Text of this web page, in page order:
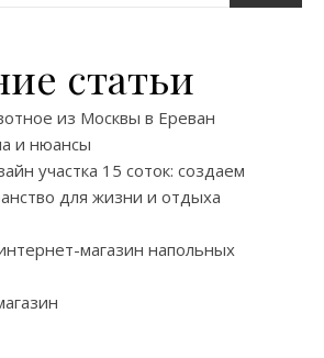
статьи
из Москвы в Ереван
и нюансы
участка 15 соток: создаем
для жизни и отдыха
магазин напольных